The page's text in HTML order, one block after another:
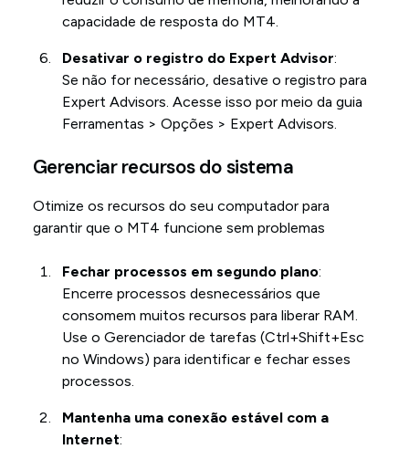
capacidade de resposta do MT4.
Desativar o registro do Expert Advisor:
Se não for necessário, desative o registro para
Expert Advisors. Acesse isso por meio da guia
Ferramentas > Opções > Expert Advisors.
Gerenciar recursos do sistema
Otimize os recursos do seu computador para
garantir que o MT4 funcione sem problemas
Fechar processos em segundo plano:
Encerre processos desnecessários que
consomem muitos recursos para liberar RAM.
Use o Gerenciador de tarefas (Ctrl+Shift+Esc
no Windows) para identificar e fechar esses
processos.
Mantenha uma conexão estável com a
Internet: